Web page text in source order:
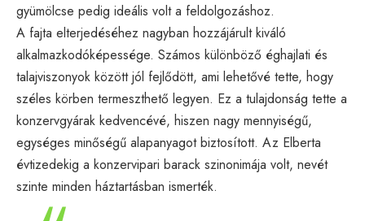
gyümölcse pedig ideális volt a feldolgozáshoz.
A fajta elterjedéséhez nagyban hozzájárult kiváló
alkalmazkodóképessége. Számos különböző éghajlati és
talajviszonyok között jól fejlődött, ami lehetővé tette, hogy
széles körben termeszthető legyen. Ez a tulajdonság tette a
konzervgyárak kedvencévé, hiszen nagy mennyiségű,
egységes minőségű alapanyagot biztosított. Az Elberta
évtizedekig a konzervipari barack szinonimája volt, nevét
szinte minden háztartásban ismerték.